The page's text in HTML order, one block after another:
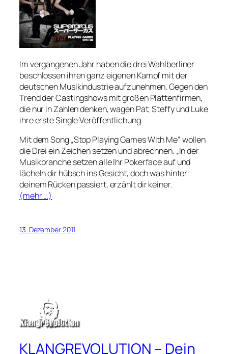
Im vergangenen Jahr haben die drei Wahlberliner
beschlossen ihren ganz eigenen Kampf mit der
deutschen Musikindustrie aufzunehmen. Gegen den
Trend der Castingshows mit großen Plattenfirmen,
die nur in Zahlen denken, wagen Pat, Steffy und Luke
ihre erste Single Veröffentlichung.
Mit dem Song „Stop Playing Games With Me“ wollen
die Drei ein Zeichen setzen und abrechnen. „In der
Musikbranche setzen alle Ihr Pokerface auf und
lächeln dir hübsch ins Gesicht, doch was hinter
deinem Rücken passiert, erzählt dir keiner.
(mehr …)
13. Dezember 2011
KLANGREVOLUTION – Dein